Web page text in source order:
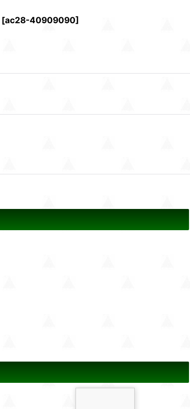
[ac28-40909090]